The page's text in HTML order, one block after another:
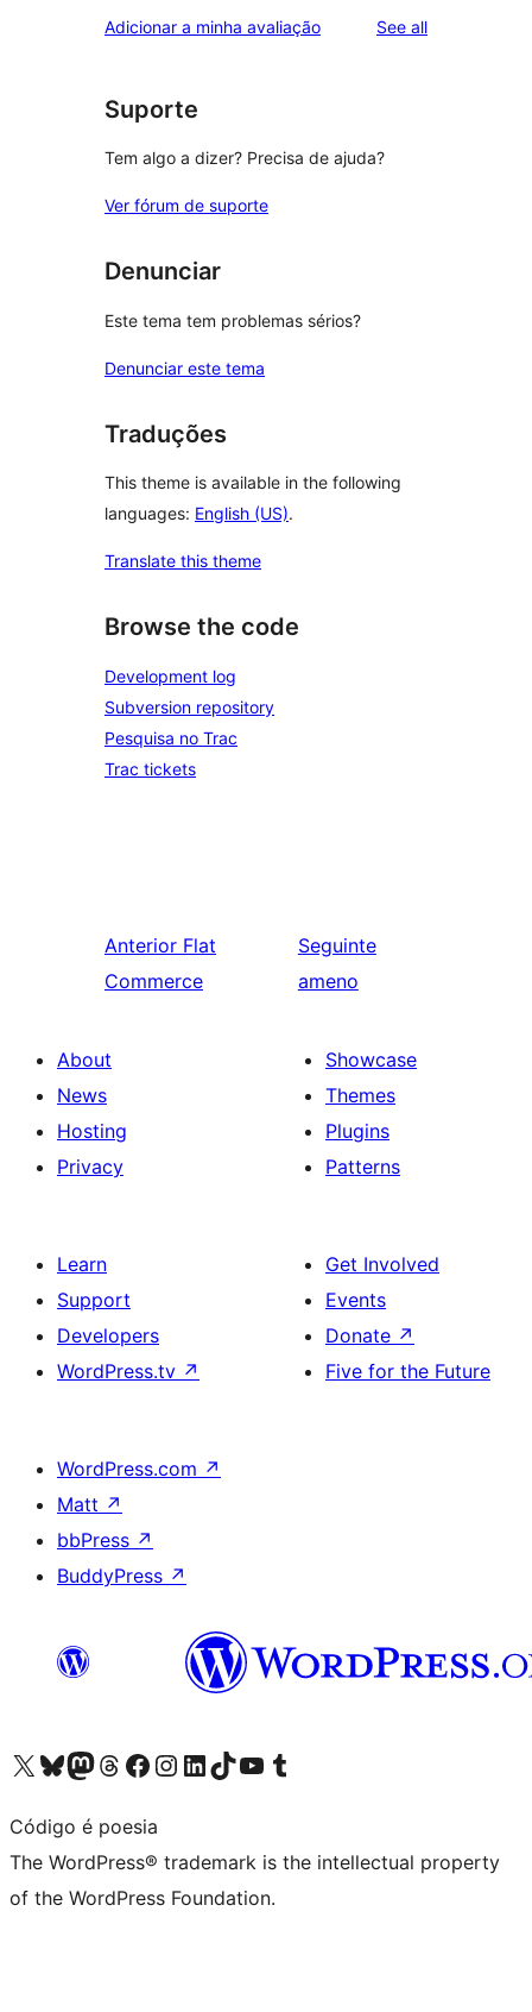
reviews
star
Adicionar a minha avaliação See allreviews
Suporte
Tem algo a dizer? Precisa de ajuda?
Ver fórum de suporte
Denunciar
Este tema tem problemas sérios?
Denunciar este tema
Traduções
This theme is available in the following
languages: English (US).
Translate this theme
Browse the code
Development log
Subversion repository
Pesquisa no Trac
Trac tickets
Anterior Flat
Commerce
Seguinte
ameno
About
News
Hosting
Privacy
Showcase
Themes
Plugins
Patterns
Learn
Support
Developers
WordPress.tv ↗
Get Involved
Events
Donate ↗
Five for the Future
WordPress.com ↗
Matt ↗
bbPress ↗
BuddyPress ↗
Visit our X (formerly Twitter) account
Visit our Bluesky account
Visit our Mastodon account
Visit our Threads account
Visit our Facebook page
Visit our Instagram account
Visit our LinkedIn account
Visit our TikTok account
Visit our YouTube channel
Visit our Tumblr account
Código é poesia
The WordPress® trademark is the intellectual property
of the WordPress Foundation.